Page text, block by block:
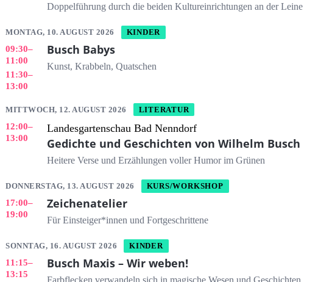
Doppelführung durch die beiden Kultureinrichtungen an der Leine
MONTAG, 10. AUGUST 2026 KINDER
09:30–
11:00
11:30–
13:00
Busch Babys
Kunst, Krabbeln, Quatschen
MITTWOCH, 12. AUGUST 2026 LITERATUR
12:00–
13:00
Landesgartenschau Bad Nenndorf
Gedichte und Geschichten von Wilhelm Busch
Heitere Verse und Erzählungen voller Humor im Grünen
DONNERSTAG, 13. AUGUST 2026 KURS/WORKSHOP
17:00–
19:00
Zeichenatelier
Für Einsteiger*innen und Fortgeschrittene
SONNTAG, 16. AUGUST 2026 KINDER
11:15–
13:15
Busch Maxis – Wir weben!